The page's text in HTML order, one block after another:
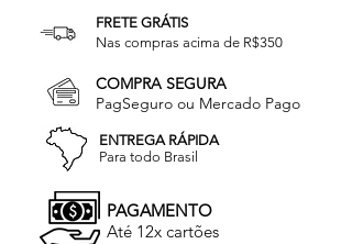
FRETE GRÁTIS
Nas compras acima de R$350
COMPRA SEGURA
PagSeguro ou Mercado Pago
ENTREGA RÁPIDA
Para todo Brasil
PAGAMENTO
Até 12x cartões